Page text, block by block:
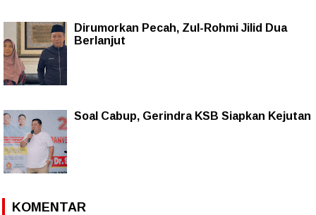
Dirumorkan Pecah, Zul-Rohmi Jilid Dua
Berlanjut
Soal Cabup, Gerindra KSB Siapkan Kejutan
KOMENTAR